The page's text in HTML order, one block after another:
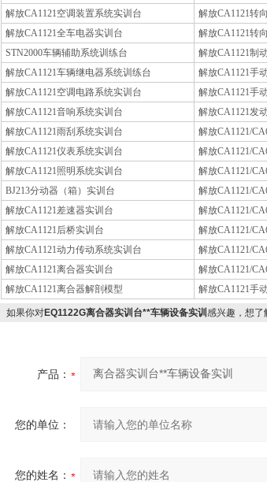
解放CA1121空调装置系统实训台
解放CA1121转
解放CA1121全车电器实训台
解放CA1121转
STN2000车辆辅助系统训练台
解放CA1121制
解放CA1121车辆继电器系统训练台
解放CA1121手
解放CA1121空调电路系统实训台
解放CA1121手
解放CA1121音响系统实训台
解放CA1121发
解放CA1121雨刮系统实训台
解放CA1121/
解放CA1121仪表系统实训台
解放CA1121/
解放CA1121照明系统实训台
解放CA1121/
BJ213分动器（箱）实训台
解放CA1121/
解放CA1121差速器实训台
解放CA1121/
解放CA1121后桥实训台
解放CA1121/
解放CA1121动力传动系统实训台
解放CA1121/
解放CA1121离合器实训台
解放CA1121/
解放CA1121离合器解剖模型
解放CA1121手
如果你对EQ1122G离合器实训台**车辆设备实训 感兴趣，想了
产品：
您的单位：
您的姓名：